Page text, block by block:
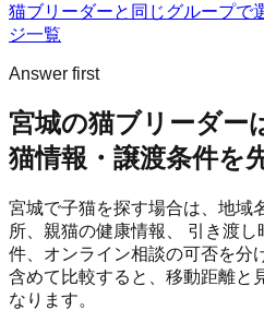
猫ブリーダーと同じグループで
ジ一覧
Answer first
宮城の猫ブリーダー
猫情報・譲渡条件を
宮城で子猫を探す場合は、地域
所、親猫の健康情報、 引き渡
件、オンライン相談の可否を分
含めて比較すると、移動距離と
なります。